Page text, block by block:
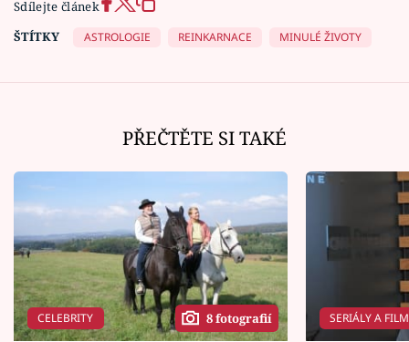
Sdílejte článek
ŠTÍTKY
ASTROLOGIE REINKARNACE MINULÉ ŽIVOTY
PŘEČTĚTE SI TAKÉ
CELEBRITY 8 fotografií SERIÁLY A